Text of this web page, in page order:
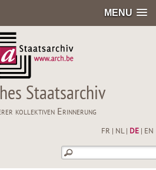
MENU
Staatsarchiv
kollektiven Erinnerung
FR NL| DE| EN